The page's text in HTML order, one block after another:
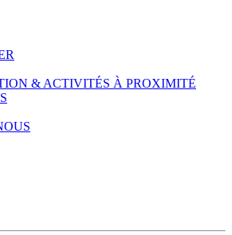
& ACTIVITÉS À PROXIMITÉ